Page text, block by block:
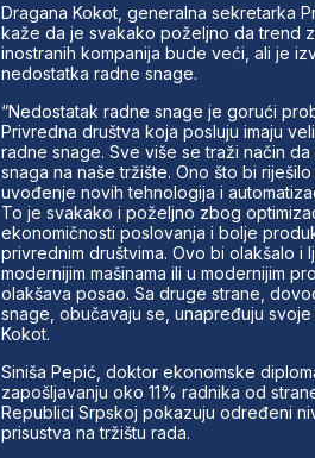
Dragana Kokot, generalna sekretarka
kaže da je svakako poželjno da trend
inostranih kompanija bude veći, ali je
nedostatka radne snage.
“Nedostatak radne snage je gorući
Privredna društva koja posluju imaju
radne snage. Sve više se traži način
snaga na naše tržište. Ono što bi
uvođenje novih tehnologija i
To je svakako i poželjno zbog
ekonomičnosti poslovanja i bolje
privrednim društvima. Ovo bi olakšalo i
modernijim mašinama ili u modernijim
olakšava posao. Sa druge strane,
snage, obučavaju se, unapređuju svoje
Kokot.
Siniša Pepić, doktor ekonomske
zapošljavanju oko 11% radnika od
Republici Srpskoj pokazuju određeni
prisustva na tržištu rada.